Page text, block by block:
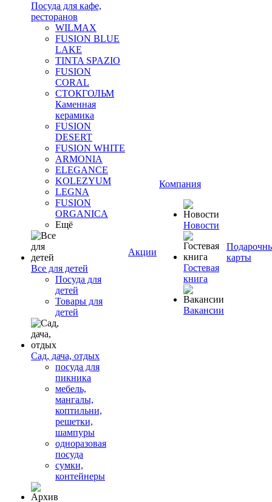
Посуда для кафе,
ресторанов
WILMAX
FUSION BLUE
LAKE
TINTA SPAZIO
FUSION
CORAL
СТОКГОЛЬМ
Каменная
керамика
FUSION
DESERT
FUSION WHITE
ARMONIA
ELEGANCE
KOLEZYUM
LEGNA
FUSION
ORGANICA
Ещё
Все для детей
Посуда для
детей
Товары для
детей
Сад, дача, отдых
посуда для
пикника
мебель,
мангалы,
коптильни,
решетки,
шампуры
одноразовая
посуда
сумки,
контейнеры
Акции
Компания
Новости
Гостевая
книга
Вакансии
карты